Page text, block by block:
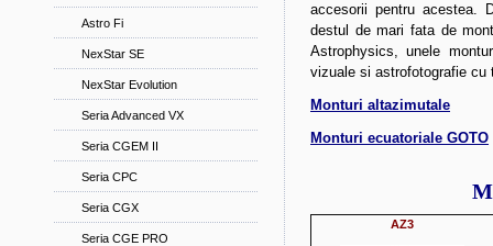
Astro Fi
NexStar SE
NexStar Evolution
Seria Advanced VX
Seria CGEM II
Seria CPC
Seria CGX
Seria CGE PRO
accesorii pentru acestea.
destul de mari fata de
Astrophysics, unele
vizuale si astrofotografie cu
Monturi altazimutale
Monturi ecuatoriale GOTO
AZ3